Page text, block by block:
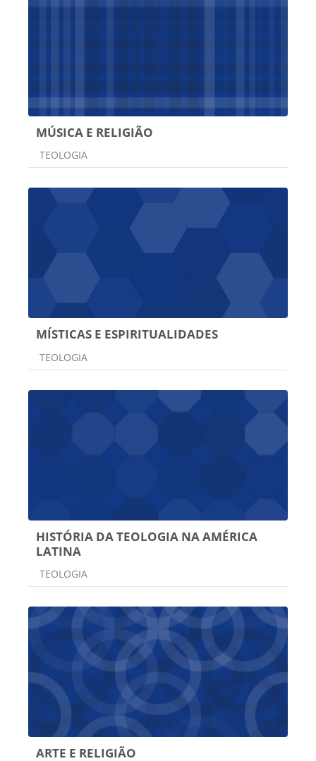
MÚSICA E RELIGIÃO
Categoria do curso
TEOLOGIA
MÍSTICAS E ESPIRITUALIDADES
Categoria do curso
TEOLOGIA
HISTÓRIA DA TEOLOGIA NA AMÉRICA
LATINA
Categoria do curso
TEOLOGIA
ARTE E RELIGIÃO